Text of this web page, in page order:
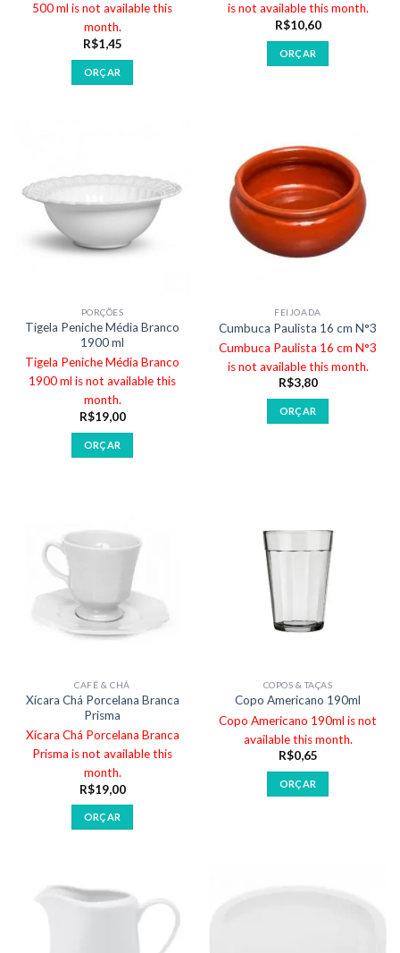
500 ml is not available this
month.
R$1,45
ORÇAR
is not available this month.
R$10,60
ORÇAR
PORÇÕES
Tigela Peniche Média Branco
1900 ml
Tigela Peniche Média Branco
1900 ml is not available this
month.
R$19,00
ORÇAR
FEIJOADA
Cumbuca Paulista 16 cm N°3
Cumbuca Paulista 16 cm N°3
is not available this month.
R$3,80
ORÇAR
CAFÉ & CHÁ
Xícara Chá Porcelana Branca
Prisma
Xícara Chá Porcelana Branca
Prisma is not available this
month.
R$19,00
ORÇAR
COPOS & TAÇAS
Copo Americano 190ml
Copo Americano 190ml is not
available this month.
R$0,65
ORÇAR